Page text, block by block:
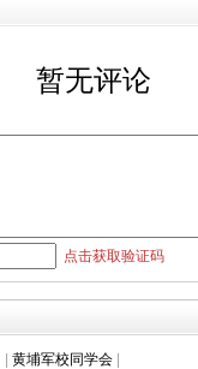
暂无评论
点击获取验证码
黄埔军校同学会